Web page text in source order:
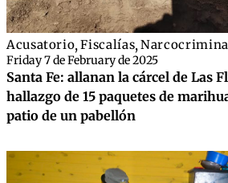
Acusatorio,Fiscalías,
Friday 7 de February de 2025
Santa Fe: allanan la cárcel de Las
hallazgo de 15 paquetes de
patio de un pabellón